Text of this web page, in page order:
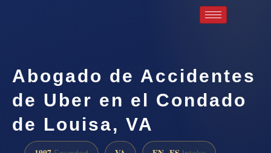
Abogado de Accidentes
de Uber en el Condado
de Louisa, VA